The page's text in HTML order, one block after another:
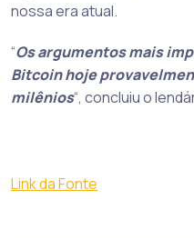
nossa era atual.
“Os argumentos mais
Bitcoin hoje
milênios“, concluiu o
Link da Fonte